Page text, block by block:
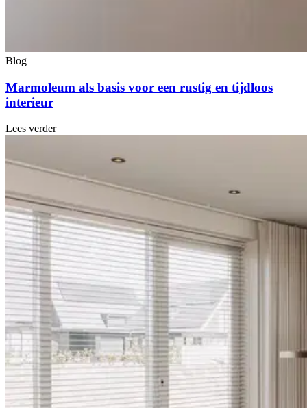
Blog
Marmoleum als basis voor een rustig en tijdloos
interieur
Lees verder